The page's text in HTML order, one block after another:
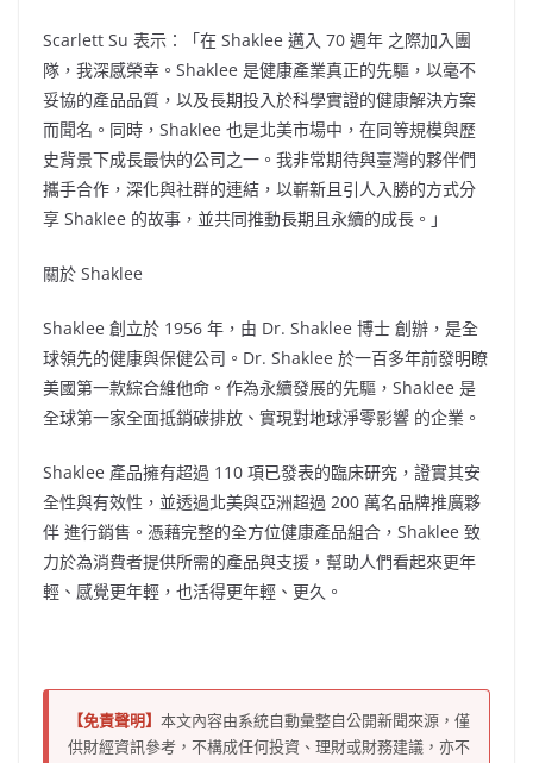
Scarlett Su 表示：「在 Shaklee 邁入 70 週年 之際加入團
隊，我深感榮幸。Shaklee 是健康產業真正的先驅，以毫不
妥協的產品品質，以及長期投入於科學實證的健康解決方案
而聞名。同時，Shaklee 也是北美市場中，在同等規模與歷
史背景下成長最快的公司之一。我非常期待與臺灣的夥伴們
攜手合作，深化與社群的連結，以嶄新且引人入勝的方式分
享 Shaklee 的故事，並共同推動長期且永續的成長。」
關於 Shaklee
Shaklee 創立於 1956 年，由 Dr. Shaklee 博士 創辦，是全
球領先的健康與保健公司。Dr. Shaklee 於一百多年前發明瞭
美國第一款綜合維他命。作為永續發展的先驅，Shaklee 是
全球第一家全面抵銷碳排放、實現對地球淨零影響 的企業。
Shaklee 產品擁有超過 110 項已發表的臨床研究，證實其安
全性與有效性，並透過北美與亞洲超過 200 萬名品牌推廣夥
伴 進行銷售。憑藉完整的全方位健康產品組合，Shaklee 致
力於為消費者提供所需的產品與支援，幫助人們看起來更年
輕、感覺更年輕，也活得更年輕、更久。
【免責聲明】 本文內容由系統自動彙整自公開新聞來源，僅
供財經資訊參考，不構成任何投資、理財或財務建議，亦不